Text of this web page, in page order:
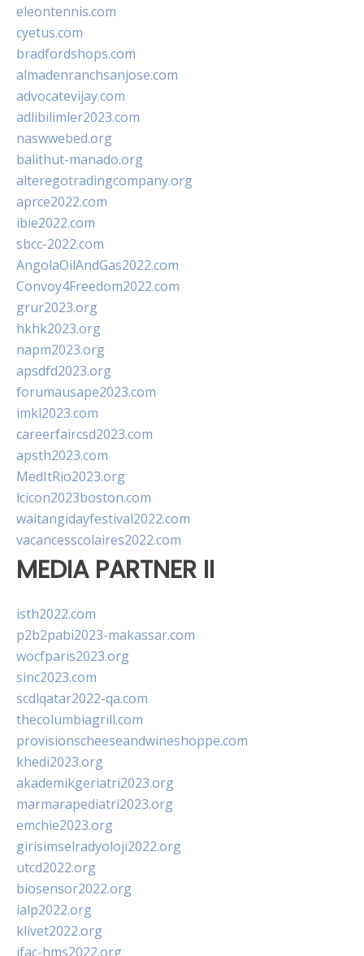
eleontennis.com
cyetus.com
bradfordshops.com
almadenranchsanjose.com
advocatevijay.com
adlibilimler2023.com
naswwebed.org
balithut-manado.org
alteregotradingcompany.org
aprce2022.com
ibie2022.com
sbcc-2022.com
AngolaOilAndGas2022.com
Convoy4Freedom2022.com
grur2023.org
hkhk2023.org
napm2023.org
apsdfd2023.org
forumausape2023.com
imkl2023.com
careerfaircsd2023.com
apsth2023.com
MedItRio2023.org
lcicon2023boston.com
waitangidayfestival2022.com
vacancesscolaires2022.com
MEDIA PARTNER II
isth2022.com
p2b2pabi2023-makassar.com
wocfparis2023.org
sinc2023.com
scdlqatar2022-qa.com
thecolumbiagrill.com
provisionscheeseandwineshoppe.com
khedi2023.org
akademikgeriatri2023.org
marmarapediatri2023.org
emchie2023.org
girisimselradyoloji2022.org
utcd2022.org
biosensor2022.org
ialp2022.org
klivet2022.org
ifac-hms2022.org